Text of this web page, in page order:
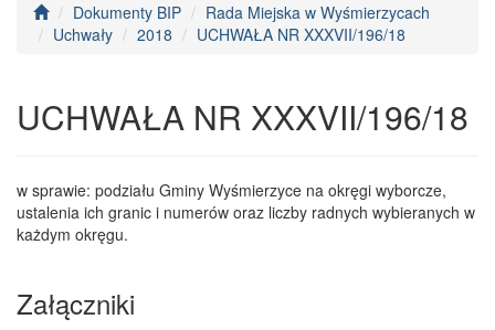
Dokumenty BIP
Rada Miejska w Wyśmierzycach
Uchwały
2018 UCHWAŁA NR XXXVII/196/18
UCHWAŁA NR XXXVII/196/18
w sprawie: podziału Gminy Wyśmierzyce na okręgi wyborcze,
ustalenia ich granic i numerów oraz liczby radnych wybieranych w
każdym okręgu.
Załączniki